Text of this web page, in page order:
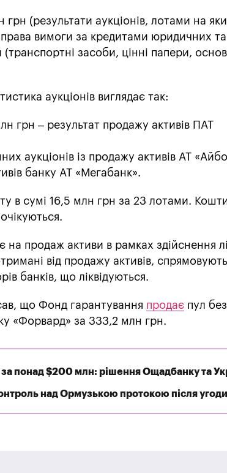
грн (результати аукціонів, лотами на
вимоги за кредитами юридичних та
засоби, цінні папери,
аукціонів виглядає так:
грн – результат продажу активів ПАТ
аукціонів із продажу активів АТ
банку АТ «Мегабанк».
в сумі 16,5 млн грн за 23 лотами.
продаж активи в рамках здійснення
від продажу активів,
банків, що ліквідуються.
що Фонд гарантування продає пул
«Форвард» за 333,2 млн грн.
понад $200 млн: рішення Ощадбанку та
над Ормузькою протокою після